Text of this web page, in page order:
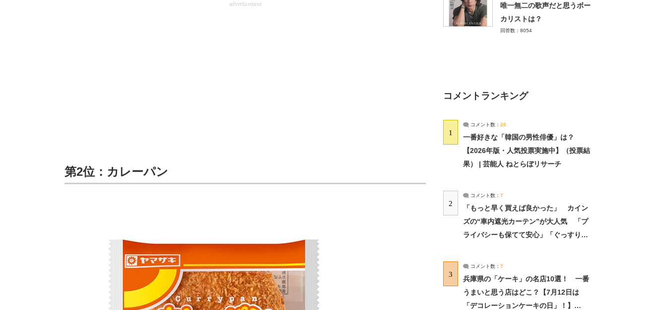
advertisement
第2位：カレーパン
唯一無二の歌声だと思うボー
カリストは？
回答数：8054
コメントランキング
1
コメント数： 20
一番好きな「韓国の男性俳優」は？
【2026年版・人気投票実施中】（投票結
果） | 芸能人 ねとらぼリサーチ
2
コメント数： 7
「もっと早く買えば良かった」 カイン
ズの“車内遮光カーテン”が大人気 「プ
ライバシーも保てて安心」「ぐっすり眠
3
コメント数： 7
兵庫県の「ケーキ」の名店10選！ 一番
うまいと思う店はどこ？【7月12日は
「デコレーションケーキの日」！】